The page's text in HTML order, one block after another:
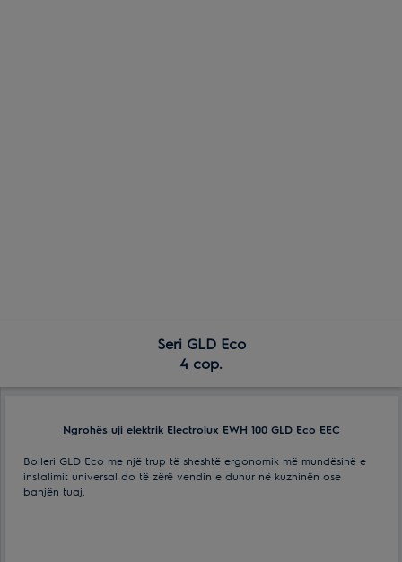
Seri GLD Eco
4 cop.
Ngrohës uji elektrik Electrolux EWH 100 GLD Eco EEC
Boileri GLD Eco me një trup të sheshtë ergonomik më mundësinë e
instalimit universal do të zërë vendin e duhur në kuzhinën ose
banjën tuaj.